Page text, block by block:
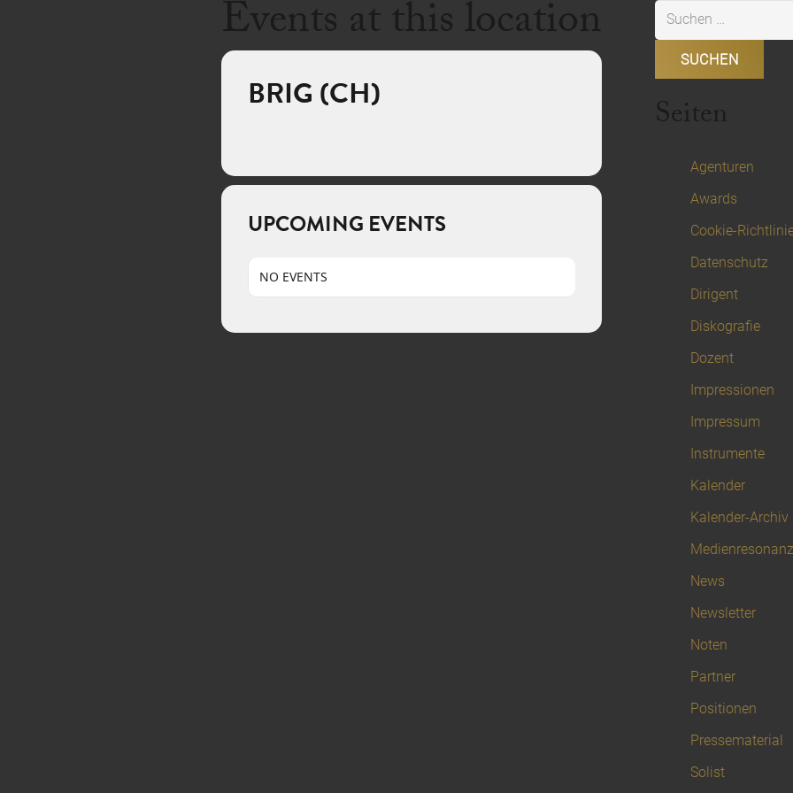
Events at this location
BRIG (CH)
UPCOMING EVENTS
NO EVENTS
Suchen
nach:
Seiten
Agenturen
Awards
Cookie-
Datenschutz
Dirigent
Diskografie
Dozent
Impressionen
Impressum
Instrumente
Kalender
Kalender-Archiv
Medienresonanz
News
Newsletter
Noten
Partner
Positionen
Pressematerial
Solist